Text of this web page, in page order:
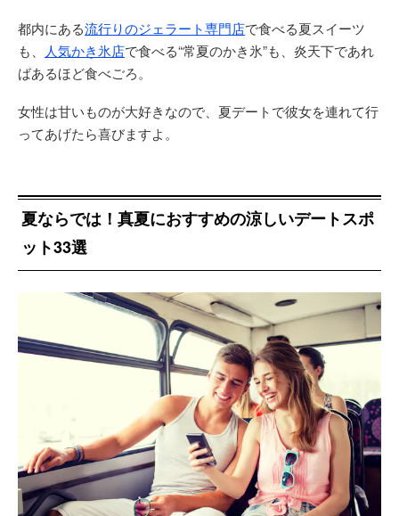
都内にある流行りのジェラート専門店で食べる夏スイーツ
も、
人気かき氷店で食べる“常夏のかき氷”も、炎天下であれ
ばあるほど食べごろ。
女性は甘いものが大好きなので、夏デートで彼女を連れて行
ってあげたら喜びますよ。
夏ならでは！真夏におすすめの涼しいデートスポ
ット33選